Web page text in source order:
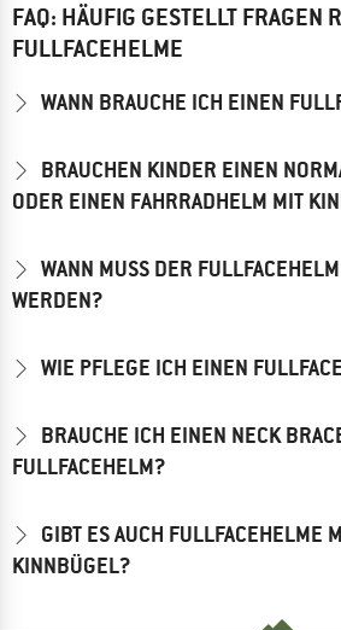
FAQ: HÄUFIG GESTELLT FRAGEN
FULLFACEHELME
WANN BRAUCHE ICH EINEN
BRAUCHEN KINDER EINEN
ODER EINEN FAHRRADHELM MIT
WANN MUSS DER
WERDEN?
WIE PFLEGE ICH EINEN
BRAUCHE ICH EINEN NECK
FULLFACEHELM?
GIBT ES AUCH FULLFACEHELME
KINNBÜGEL?